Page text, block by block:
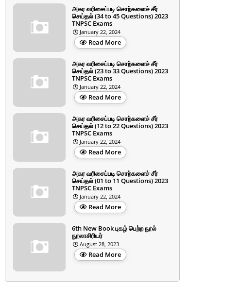
அகர வரிசைப்படி சொற்களைச் சீர்
செய்தல் (34 to 45 Questions) 2023
TNPSC Exams
January 22, 2024
Read More
அகர வரிசைப்படி சொற்களைச் சீர்
செய்தல் (23 to 33 Questions) 2023
TNPSC Exams
January 22, 2024
Read More
அகர வரிசைப்படி சொற்களைச் சீர்
செய்தல் (12 to 22 Questions) 2023
TNPSC Exams
January 22, 2024
Read More
அகர வரிசைப்படி சொற்களைச் சீர்
செய்தல் (01 to 11 Questions) 2023
TNPSC Exams
January 22, 2024
Read More
6th New Book புகழ் பெற்ற நூல்
நூலாசிரியர்
August 28, 2023
Read More